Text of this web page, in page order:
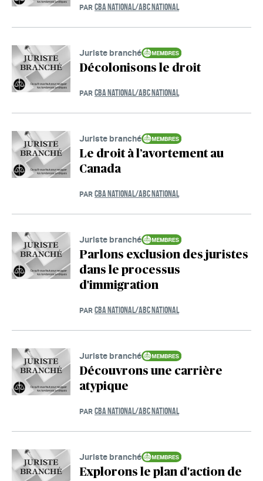
PAR CBA NATIONAL/ABC NATIONAL
Juriste branché
Décolonisons le droit
PAR CBA NATIONAL/ABC NATIONAL
Juriste branché
Le droit à l’avortement au
Canada
PAR CBA NATIONAL/ABC NATIONAL
Juriste branché
Parlons exclusion des juristes
dans le processus
d'immigration
PAR CBA NATIONAL/ABC NATIONAL
Juriste branché
Découvrons une carrière
atypique
PAR CBA NATIONAL/ABC NATIONAL
Juriste branché
Explorons le plan d'action de